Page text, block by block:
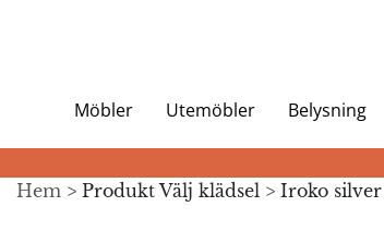
Möbler Utemöbler Belysning
Hem > Produkt Välj klädsel > Iroko